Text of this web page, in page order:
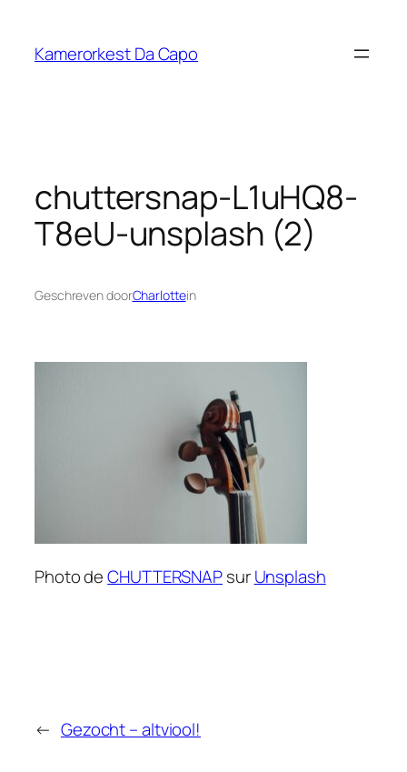
Kamerorkest Da Capo
chuttersnap-L1uHQ8-
T8eU-unsplash (2)
Geschreven doorCharlottein
Photo deCHUTTERSNAPsurUnsplash
← Gezocht – altviool!